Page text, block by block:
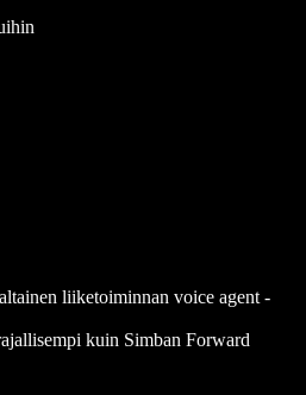
liiketoiminnan voice agent -
kuin Simban Forward